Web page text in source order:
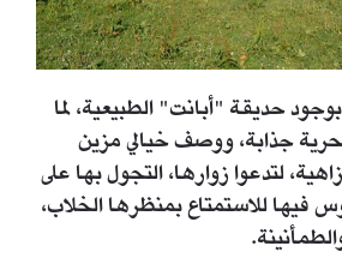
حديقة "أبانت" الطبيعية، لما
جذابة، ووصف خيالي مزين
لتدعوا زوارها، التجول بها على
فيها للاستمتاع بمنظرها الخلاب،